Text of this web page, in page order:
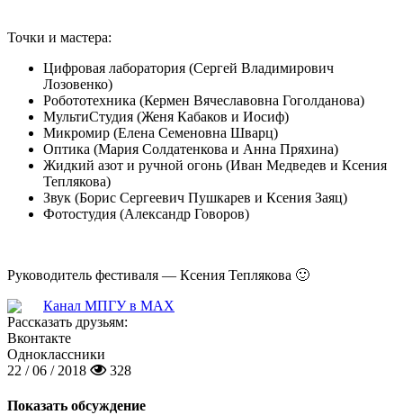
Точки и мастера:
Цифровая лаборатория (Сергей Владимирович
Лозовенко)
Робототехника (Кермен Вячеславовна Гоголданова)
МультиСтудия (Женя Кабаков и Иосиф)
Микромир (Елена Семеновна Шварц)
Оптика (Мария Солдатенкова и Анна Пряхина)
Жидкий азот и ручной огонь (Иван Медведев и Ксения
Теплякова)
Звук (Борис Сергеевич Пушкарев и Ксения Заяц)
Фотостудия (Александр Говоров)
Руководитель фестиваля — Ксения Теплякова 🙂
Канал МПГУ в MAX
Рассказать друзьям:
Вконтакте
Одноклассники
22 / 06 / 2018
328
Показать обсуждение